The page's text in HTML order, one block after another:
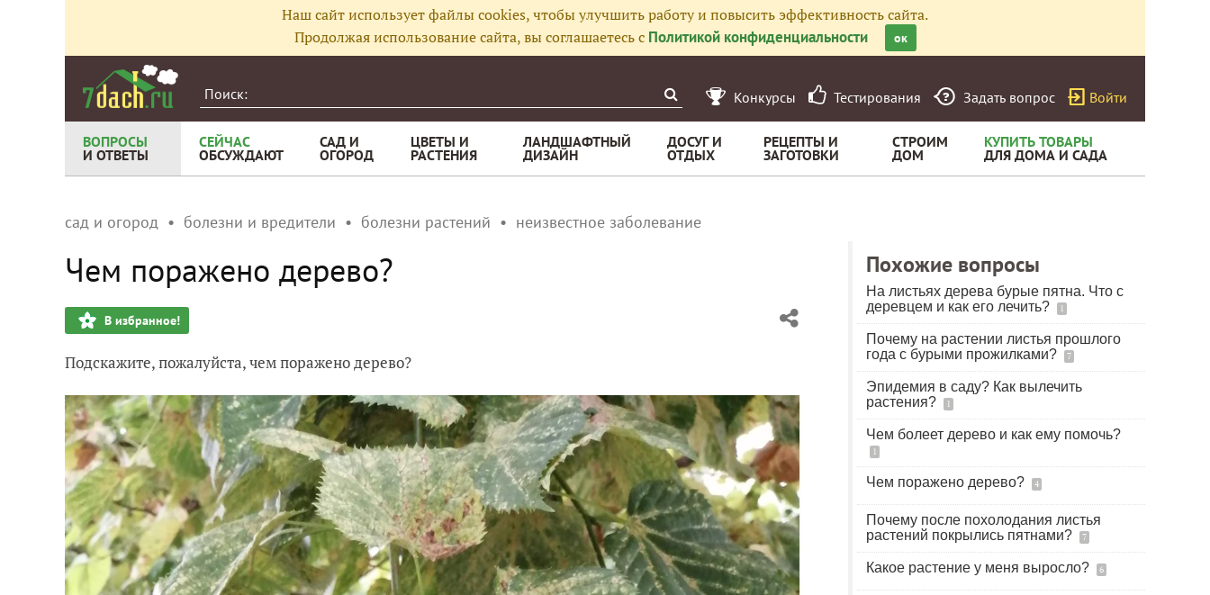
Наш сайт использует файлы cookies, чтобы улучшить работу и повысить эффективность сайта.
Продолжая использование сайта, вы соглашаетесь с Политикой конфиденциальности ок
Конкурсы Тестирования Задать вопрос Войти
ВОПРОСЫ
И ОТВЕТЫ
СЕЙЧАС
ОБСУЖДАЮТ
САД И
ОГОРОД
ЦВЕТЫ И
РАСТЕНИЯ
ЛАНДШАФТНЫЙ
ДИЗАЙН
ДОСУГ И
ОТДЫХ
РЕЦЕПТЫ И
ЗАГОТОВКИ
СТРОИМ
ДОМ
КУПИТЬ ТОВАРЫ
ДЛЯ ДОМА И САДА
сад и огород болезни и вредители болезни растений неизвестное заболевание
Чем поражено дерево?
В избранное!
Подскажите, пожалуйста, чем поражено дерево?
Похожие вопросы
На листьях дерева бурые пятна. Что с
деревцем и как его лечить?
1
Почему на растении листья прошлого
года с бурыми прожилками?
7
Эпидемия в саду? Как вылечить
растения?
1
Чем болеет дерево и как ему помочь?
1
Чем поражено дерево? 4
Почему после похолодания листья
растений покрылись пятнами?
7
Какое растение у меня выросло? 6